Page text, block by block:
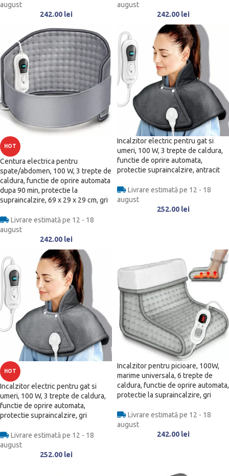
august
242.00 lei
august
242.00 lei
HOT
Centura electrica pentru
spate/abdomen, 100 W, 3 trepte de
caldura, functie de oprire automata
dupa 90 min, protectie la
supraincalzire, 69 x 29 x 29 cm, gri
Livrare estimată pe 12 - 18
august
242.00 lei
Incalzitor electric pentru gat si
umeri, 100 W, 3 trepte de caldura,
functie de oprire automata,
protectie supraincalzire, antracit
Livrare estimată pe 12 - 18
august
252.00 lei
HOT
Incalzitor electric pentru gat si
umeri, 100 W, 3 trepte de caldura,
functie de oprire automata,
protectie supraincalzire, gri
Livrare estimată pe 12 - 18
august
252.00 lei
Incalzitor pentru picioare, 100W,
marime universala, 6 trepte de
caldura, functie de oprire automata,
protectie la supraincalzire, gri
Livrare estimată pe 12 - 18
august
242.00 lei